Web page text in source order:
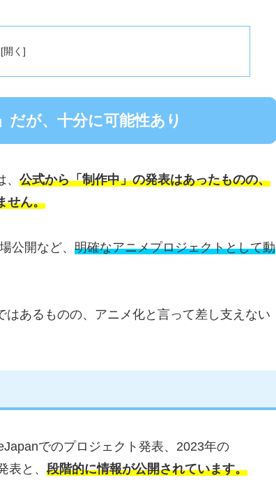
だが、十分に可能性あり
公式から「制作中」の発表はあったものの、
せん。
公開など、 明確なアニメプロジェクトとして動
はあるものの、アニメ化と言って差し支えない
でのプロジェクト発表、2023年の
と、 段階的に情報が公開されています。